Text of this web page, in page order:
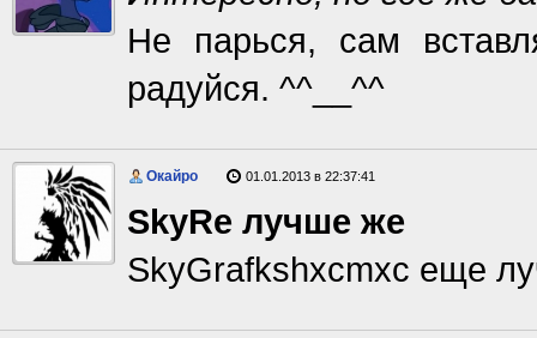
Не парься, сам
радуйся. ^^__^^
Окайро 01.01.2013 в 22:37:41
SkyRe лучше же
SkyGrafkshxcmxc еще